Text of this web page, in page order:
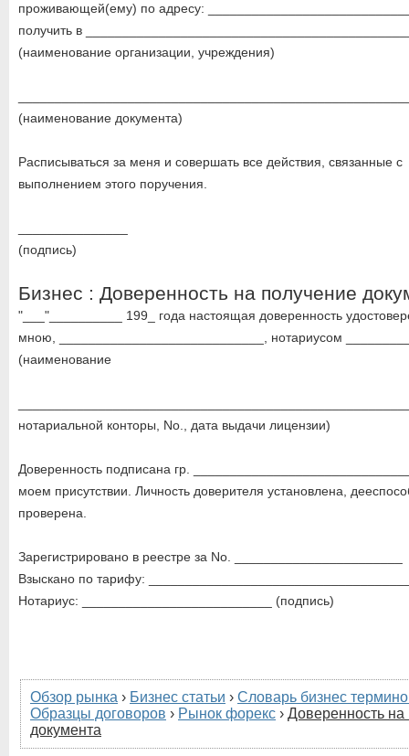
проживающей(ему) по адресу:
получить в
(наименование организации, учреждения)
(наименование документа)
Расписываться за меня и совершать все действия, связанные с
выполнением этого поручения.
(подпись)
Бизнес : Доверенность на получение
"___"__________ 199_ года настоящая доверенность
мною, ____________________________, нотариусом
(наименование
нотариальной конторы, Nо., дата выдачи лицензии)
Доверенность подписана гр.
моем присутствии. Личность доверителя установлена,
проверена.
Зарегистрировано в реестре за No. _______________________
Взыскано по тарифу:
Нотариус: __________________________ (подпись)
Обзор рынка › Бизнес статьи › Словарь бизнес
Образцы договоров › Рынок форекс › Доверенность на
документа